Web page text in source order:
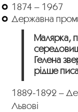
1874 – 1967
Державна
Малярка,
Гелена
рідше
1889-1892 –
Львові